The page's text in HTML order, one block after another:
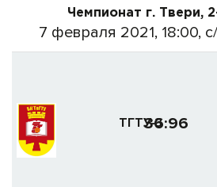
Чемпионат г. Твери,
7 февраля 2021, 18:00,
ТГТУ-336:96